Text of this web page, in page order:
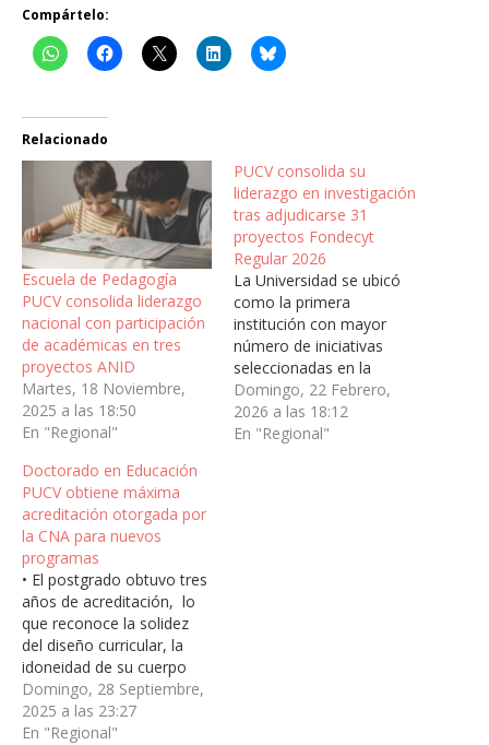
Compártelo:
Relacionado
Escuela de Pedagogía
PUCV consolida liderazgo
nacional con participación
de académicas en tres
proyectos ANID
Martes, 18 Noviembre,
2025 a las 18:50
En "Regional"
PUCV consolida su
liderazgo en investigación
tras adjudicarse 31
proyectos Fondecyt
Regular 2026
La Universidad se ubicó
como la primera
institución con mayor
número de iniciativas
seleccionadas en la
Región de Valparaíso y la
cuarta a nivel país, en
coherencia con su Plan de
Domingo, 22 Febrero,
2026 a las 18:12
En "Regional"
Doctorado en Educación
PUCV obtiene máxima
acreditación otorgada por
la CNA para nuevos
programas
• El postgrado obtuvo tres
años de acreditación, lo
que reconoce la solidez
del diseño curricular, la
idoneidad de su cuerpo
académico y modelo de
investigación, así como
los mecanismos de
Domingo, 28 Septiembre,
2025 a las 23:27
En "Regional"